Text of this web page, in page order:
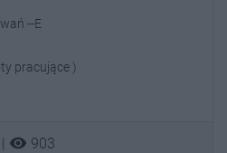
--E
pracujące )
visibility 903